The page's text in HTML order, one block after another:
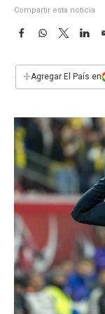
Compartir esta noticia
F
e
b
k
W
s
p
T
w
t
L
n
+Agregar El País en